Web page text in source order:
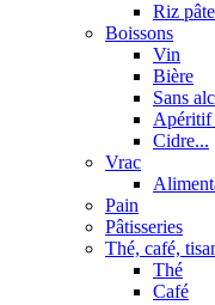
Riz
Boissons
Vin
Bière
Sans
Apéritif
Cidre...
Vrac
Pain
Pâtisseries
Thé, café,
Thé
Café